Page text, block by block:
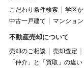
こだわり条件検索 学区
中古一戸建て
マンション
不動産売却について
売却のご相談 売却査定
「仲介」と「買取」の違い